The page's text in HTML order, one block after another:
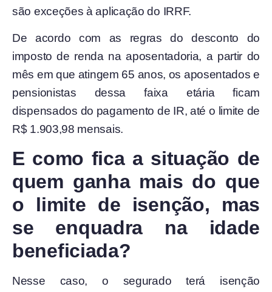
são exceções à aplicação do IRRF.
De acordo com as regras do desconto do
imposto de renda na aposentadoria, a partir do
mês em que atingem 65 anos, os aposentados e
pensionistas dessa faixa etária ficam
dispensados do pagamento de IR, até o limite de
R$ 1.903,98 mensais.
E como fica a situação de
quem ganha mais do que
o limite de isenção, mas
se enquadra na idade
beneficiada?
Nesse caso, o segurado terá isenção